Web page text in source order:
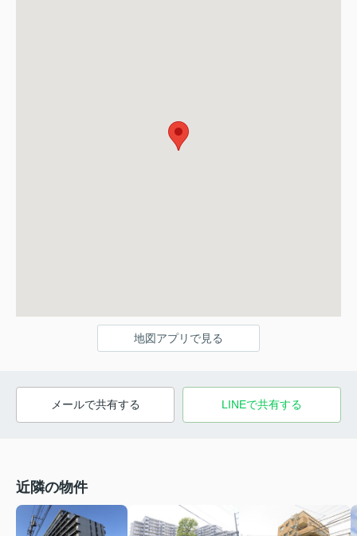
地図アプリで見る
メールで共有する LINEで共有する
近隣の物件